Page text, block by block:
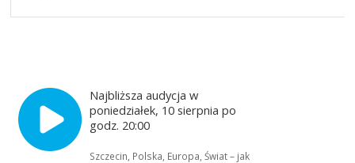
Najbliższa audycja w
poniedziałek, 10 sierpnia po
godz. 20:00
Szczecin, Polska, Europa, Świat – jak